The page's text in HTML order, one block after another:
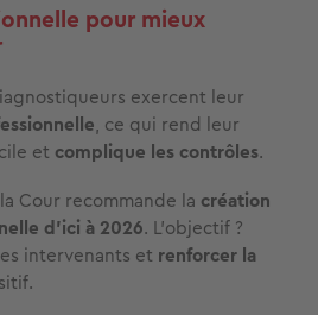
pour mieux
exercent leur
, ce qui rend leur
et complique les contrôles.
Cour recommande la création
d’ici à 2026. L’objectif ?
intervenants et renforcer la